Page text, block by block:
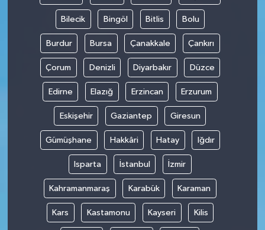
Bilecik Bingöl Bitlis Bolu
Burdur Bursa Çanakkale Çankırı
Çorum Denizli Diyarbakır Düzce
Edirne Elazığ Erzincan Erzurum
Eskişehir Gaziantep Giresun
Gümüşhane Hakkâri Hatay Iğdır
Isparta İstanbul İzmir
Kahramanmaraş Karabük Karaman
Kars Kastamonu Kayseri Kilis